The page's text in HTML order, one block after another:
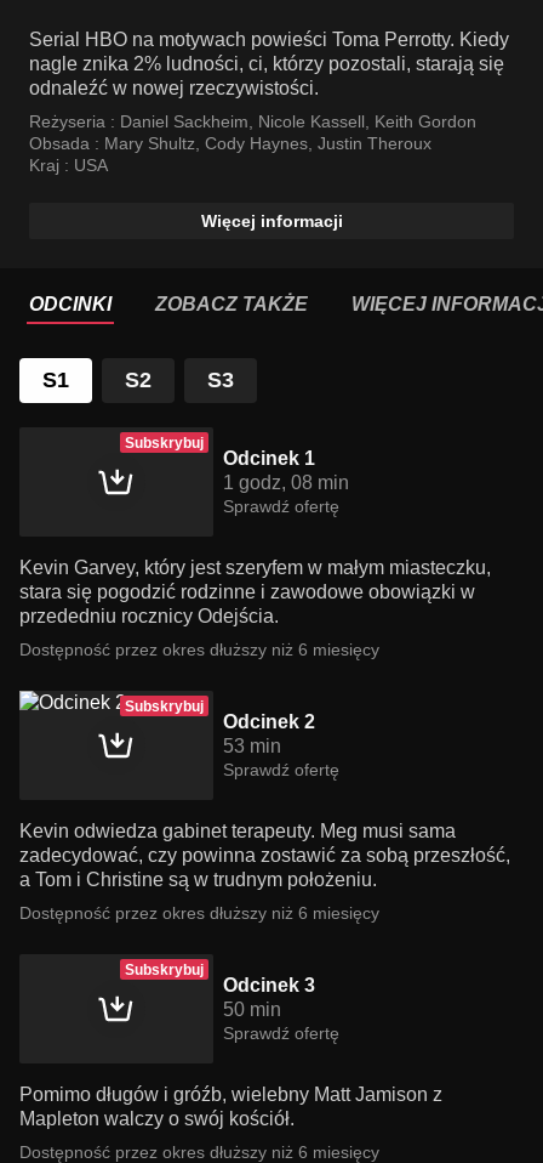
Serial HBO na motywach powieści Toma Perrotty. Kiedy
nagle znika 2% ludności, ci, którzy pozostali, starają się
odnaleźć w nowej rzeczywistości.
Reżyseria : Daniel Sackheim Nicole Kassell
Keith Gordon
Obsada : Mary Shultz Cody Haynes Justin Theroux
Kraj : USA
Więcej informacji
ODCINKI ZOBACZ TAKŻE WIĘCEJ
S1 S2 S3
Subskrybuj
Odcinek 1
1 godz, 08 min
Sprawdź ofertę
Kevin Garvey, który jest szeryfem w małym miasteczku,
stara się pogodzić rodzinne i zawodowe obowiązki w
przededniu rocznicy Odejścia.
Dostępność przez okres dłuższy niż 6 miesięcy
Subskrybuj
Odcinek 2
53 min
Sprawdź ofertę
Kevin odwiedza gabinet terapeuty. Meg musi sama
zadecydować, czy powinna zostawić za sobą przeszłość,
a Tom i Christine są w trudnym położeniu.
Dostępność przez okres dłuższy niż 6 miesięcy
Subskrybuj
Odcinek 3
50 min
Sprawdź ofertę
Pomimo długów i gróźb, wielebny Matt Jamison z
Mapleton walczy o swój kościół.
Dostępność przez okres dłuższy niż 6 miesięcy